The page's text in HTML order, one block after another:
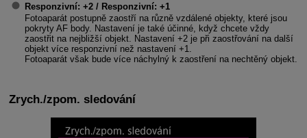
Responzivní: +2 / Responzivní: +1
Fotoaparát postupně zaostří na různě vzdálené objekty, které jsou
pokryty AF body. Nastavení je také účinné, když chcete vždy
zaostřit na nejbližší objekt. Nastavení +2 je při zaostřování na další
objekt více responzivní než nastavení +1.
Fotoaparát však bude více náchylný k zaostření na nechtěný objekt.
Zrych./zpom. sledování